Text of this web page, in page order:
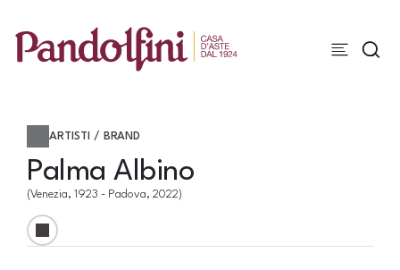
ARTISTI / BRAND
Palma Albino
(Venezia, 1923 - Padova, 2022)